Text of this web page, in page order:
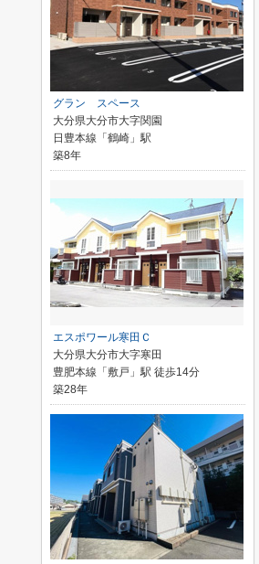
グラン スペース
大分県大分市大字関園
日豊本線「鶴崎」駅
築8年
エスポワール寒田Ｃ
大分県大分市大字寒田
豊肥本線「敷戸」駅 徒歩14分
築28年